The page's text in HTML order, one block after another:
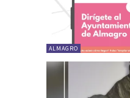
ALMAGRO